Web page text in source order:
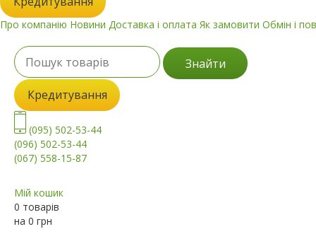
Про компанію Новини Доставка і оплата Як замовити Обмін і
Знайти
Кредитування
(095) 502-53-44
(096) 502-53-44
(067) 558-15-87
Мій кошик
0 товарів
на 0 грн